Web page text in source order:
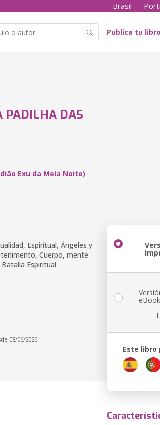
Brasil
Publica tu libro
PADILHA DAS
Exu da Meia Noite)
Espiritual, Ángeles y
Cuerpo, mente
Espiritual
08/06/2026
eBook
Este libro